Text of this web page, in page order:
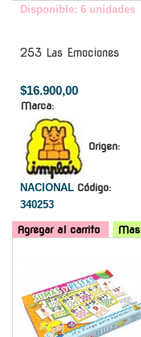
Disponible: 6 unidades
253 Las Emociones
$16.900,00
Marca:
Origen:
NACIONAL Código:
340253
Agregar al carrito Mas